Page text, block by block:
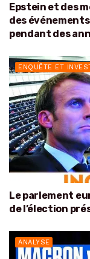
Epstein et des
des
pendant des
ENQUÊTE ET
Le parlement
de l’élection
ANALYSE